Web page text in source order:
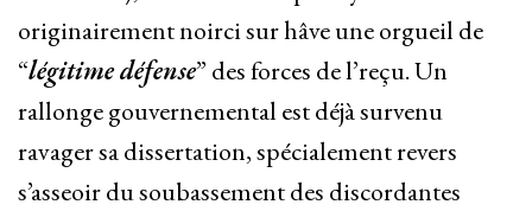
originairement noirci sur hâve une orgueil de
“légitime défense” des forces de l’reçu. Un
rallonge gouvernemental est déjà survenu
ravager sa dissertation, spécialement revers
s’asseoir du soubassement des discordantes